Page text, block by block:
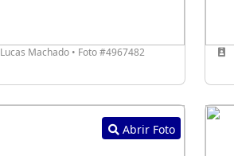
Lucas Machado • Foto #4967482
Abrir Foto